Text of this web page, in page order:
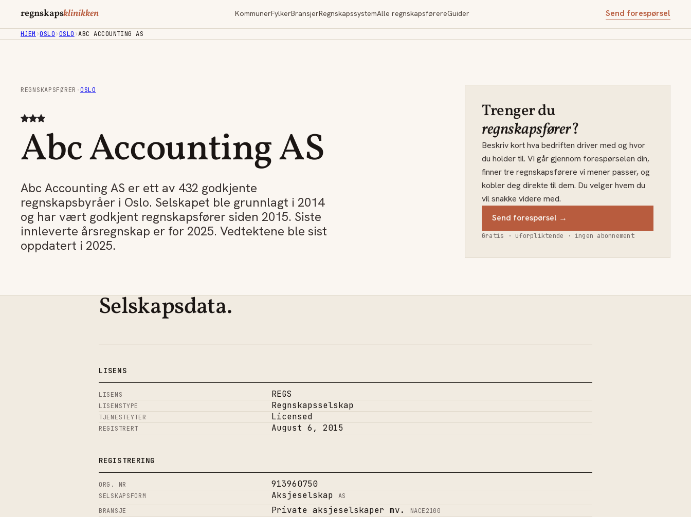
regnskapsklinikken KommunerFylkerBransjerRegnskapssystemAlle regnskapsførereGuider Send forespørsel
HJEM ›OSLO›OSLO ›ABC ACCOUNTING AS
REGNSKAPSFØRER ·OSLO
Abc Accounting AS
Abc Accounting AS er ett av 432 godkjente
regnskapsbyråer i Oslo. Selskapet ble grunnlagt i 2014
og har vært godkjent regnskapsfører siden 2015. Siste
innleverte årsregnskap er for 2025. Vedtektene ble sist
oppdatert i 2025.
Trenger du
regnskapsfører?
Beskriv kort hva bedriften driver med og hvor
du holder til. Vi går gjennom forespørselen din,
finner tre regnskapsførere vi mener passer, og
kobler deg direkte til dem. Du velger hvem du
vil snakke videre med.
Send forespørsel →
Gratis · uforpliktende · ingen abonnement
Selskapsdata.
LISENS
LISENS REGS
LISENSTYPE Regnskapsselskap
TJENESTEYTER Licensed
REGISTRERT August 6, 2015
REGISTRERING
ORG. NR 913960750
SELSKAPSFORM Aksjeselskap
AS
BRANSJE
Private aksjeselskaper mv. NACE2100